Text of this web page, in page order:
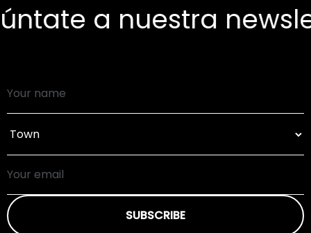
a nuestra newsletter
SUBSCRIBE